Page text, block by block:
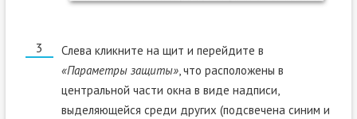
Слева кликните на щит и перейдите в
«Параметры защиты», что расположены в
центральной части окна в виде надписи,
выделяющейся среди других (подсвечена синим и